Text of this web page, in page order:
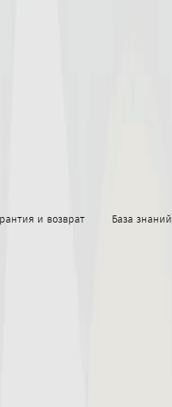
и возврат База знаний